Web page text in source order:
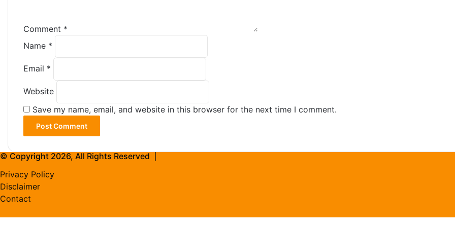
Comment *
Name *
Email *
Website
Save my name, email, and website in this browser for the next time I comment.
© Copyright 2026, All Rights Reserved |
Privacy Policy
Disclaimer
Contact